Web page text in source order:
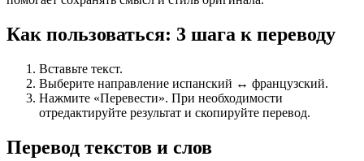
Как пользоваться: 3 шага к переводу
Вставьте текст.
Выберите направление испанский ↔ французский.
Нажмите «Перевести». При необходимости
отредактируйте результат и скопируйте перевод.
Перевод текстов и слов